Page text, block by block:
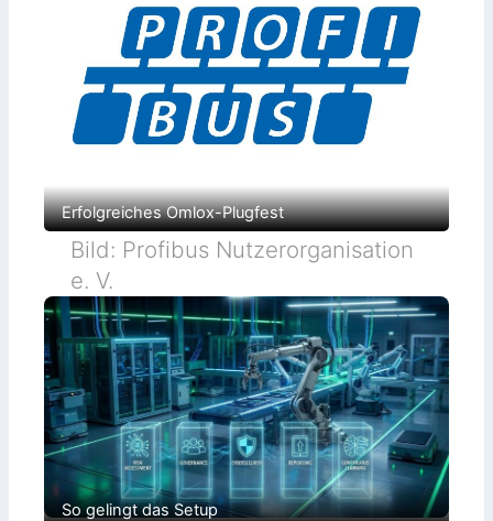
Erfolgreiches Omlox-Plugfest
Bild: Profibus Nutzerorganisation
e. V.
So gelingt das Setup